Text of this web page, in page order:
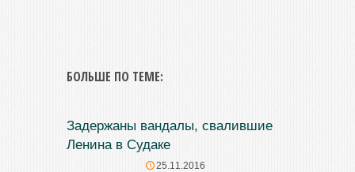
БОЛЬШЕ ПО ТЕМЕ:
Задержаны вандалы, свалившие
Ленина в Судаке
25.11.2016